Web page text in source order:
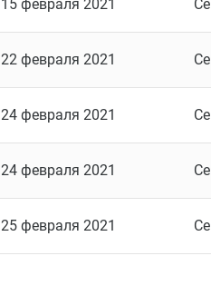
15 февраля 2021
22 февраля 2021
24 февраля 2021
24 февраля 2021
25 февраля 2021